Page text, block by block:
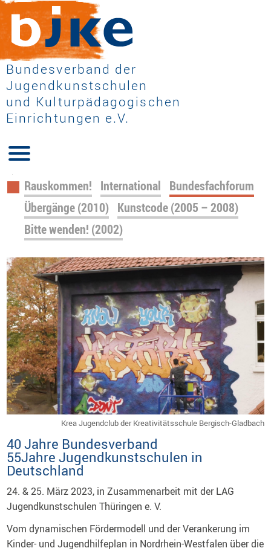
Bundesverband der
Jugendkunstschulen
und Kulturpädagogischen
Einrichtungen e.V.
Navigation
überspringen
Rauskommen! International Bundesfachforum
Übergänge (2010) Kunstcode (2005 – 2008)
Bitte wenden! (2002)
Krea Jugendclub der Kreativitätsschule Bergisch-Gladbach
40 Jahre Bundesverband
55Jahre Jugendkunstschulen in
Deutschland
24. & 25. März 2023, in Zusammenarbeit mit der LAG
Jugendkunstschulen Thüringen e. V.
Vom dynamischen Fördermodell und der Verankerung im
Kinder- und Jugendhilfeplan in Nordrhein-Westfalen über die